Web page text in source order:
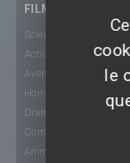
FILMS
Science-Fiction
Action
Aventure
Horreur
Drame
Comédie
Animation
le